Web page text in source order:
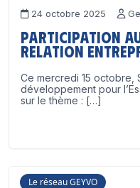
24 octobre 2025
Participation au
Relation
Ce mercredi 15 octobre,
développement pour
sur le thème : […]
Le réseau GEYVO